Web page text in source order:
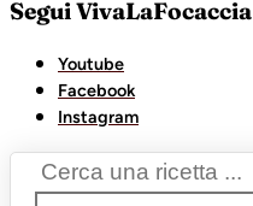
Segui VivaLaFocaccia
Youtube
Facebook
Instagram
Search
...